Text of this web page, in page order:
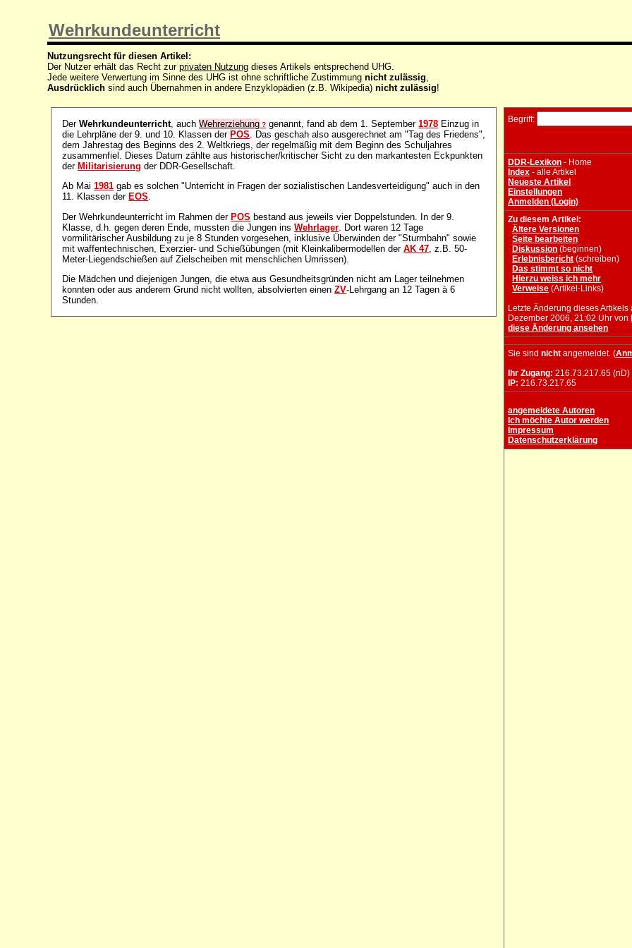
Wehrkundeunterricht
Nutzungsrecht für diesen Artikel:
Der Nutzer erhält das Recht zurprivaten Nutzung dieses Artikels entsprechend UHG.
Jede weitere Verwertung im Sinne des UHG ist ohne schriftliche Zustimmungnicht zulässig
Ausdrücklich sind auch Übernahmen in andere Enzyklopädien (z.B. Wikipedia)nicht zulässig!
DerWehrkundeunterricht, auchWehrerziehung ? genannt, fand ab dem 1. September1978 Einzug in
die Lehrpläne der 9. und 10. Klassen der POS . Das geschah also ausgerechnet am "Tag des Friedens",
dem Jahrestag des Beginns des 2. Weltkriegs, der regelmäßig mit dem Beginn des Schuljahres
zusammenfiel. Dieses Datum zählte aus historischer/kritischer Sicht zu den markantesten Eckpunkten
der Militarisierung der DDR-Gesellschaft.
Ab Mai1981 gab es solchen "Unterricht in Fragen der sozialistischen Landesverteidigung" auch in den
11. Klassen der EOS.
Der Wehrkundeunterricht im Rahmen derPOS bestand aus jeweils vier Doppelstunden. In der 9.
Klasse, d.h. gegen deren Ende, mussten die Jungen insWehrlager . Dort waren 12 Tage
vormilitärischer Ausbildung zu je 8 Stunden vorgesehen, inklusive Überwinden der "Sturmbahn" sowie
mit waffentechnischen, Exerzier- und Schießübungen (mit Kleinkalibermodellen derAK 47 , z.B. 50-
Meter-Liegendschießen auf Zielscheiben mit menschlichen Umrissen).
Die Mädchen und diejenigen Jungen, die etwa aus Gesundheitsgründen nicht am Lager teilnehmen
konnten oder aus anderem Grund nicht wollten, absolvierten einenZV-Lehrgang an 12 Tagen à 6
Stunden.
Begriff:
DDR-Lexikon - Home
Index - alle Artikel
Neueste Artikel
Einstellungen
Anmelden (Login)
Zu diesem Artikel:
Ältere Versionen
Seite bearbeiten
Diskussion (beginnen)
Erlebnisbericht (schreiben)
Das stimmt so nicht
Hierzu weiss ich mehr
Verweise (Artikel-Links)
Letzte Änderung dieses Artikels
Dezember 2006, 21:02 Uhr von
diese Änderung ansehen
Sie sindnicht angemeldet. (
Ihr Zugang: 216.73.217.65 (nD)
IP: 216.73.217.65
angemeldete Autoren
Ich möchte Autor werden
Impressum
Datenschutzerklärung